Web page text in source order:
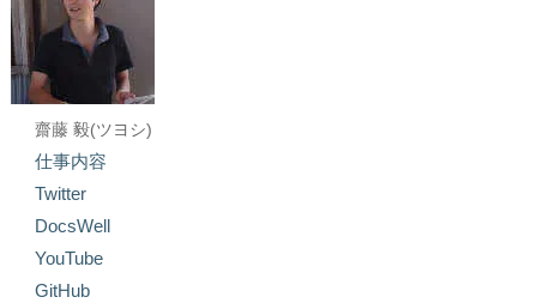
齋藤 毅(ツヨシ)
仕事内容
Twitter
DocsWell
YouTube
GitHub